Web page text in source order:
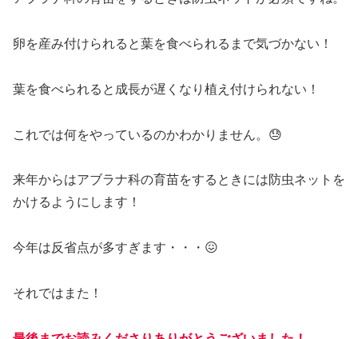
卵を産み付けられると葉を食べられるまで気づかない！
葉を食べられると成長が遅くなり植え付けられない！
これでは何をやっているのかわかりません。😓
来年からはアブラナ科の育苗をするときには防虫ネットを
かけるようにします！
今年は反省点が多すぎます・・・😖
それではまた！